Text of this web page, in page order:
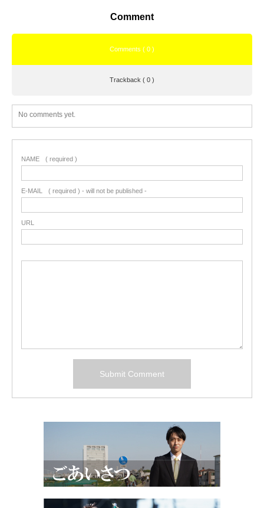
Comment
Comments ( 0 )
Trackback ( 0 )
No comments yet.
NAME ( required )
E-MAIL ( required ) - will not be published -
URL